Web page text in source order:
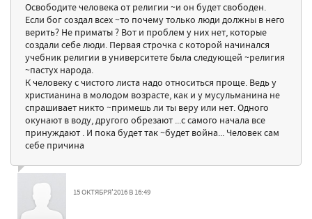
Освободите человека от религии ~и он будет свободен.
Если бог создал всех ~то почему только люди должны в него
верить? Не приматы ? Вот и проблем у них нет, которые
создали себе люди. Первая строчка с которой начинался
учебник религии в университете была следующей ~религия
~пастух народа.
К человеку с чистого листа надо относиться проще. Ведь у
христианина в молодом возрасте, как и у мусульманина не
спрашивает никто ~примешь ли ты веру или нет. Одного
окунают в воду, другого обрезают ...с самого начала все
принуждают . И пока будет так ~будет война... Человек сам
себе причина
15 ОКТЯБРЯ'2016 В 16:49